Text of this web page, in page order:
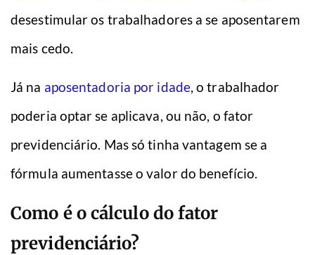
desestimular os trabalhadores a se aposentarem
mais cedo.
Já na aposentadoria por idade, o trabalhador
poderia optar se aplicava, ou não, o fator
previdenciário. Mas só tinha vantagem se a
fórmula aumentasse o valor do benefício.
Como é o cálculo do fator
previdenciário?